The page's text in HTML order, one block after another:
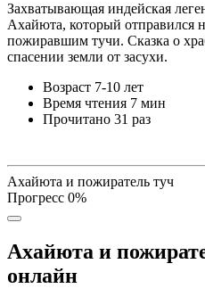
Захватывающая индейская
Ахайюта, который отправился
пожиравшим тучи. Сказка о
спасении земли от засухи.
Возраст 7-10 лет
Время чтения 7 мин
Прочитано 31 раз
Ахайюта и пожиратель туч
Прогресс 0%
Ахайюта и
онлайн